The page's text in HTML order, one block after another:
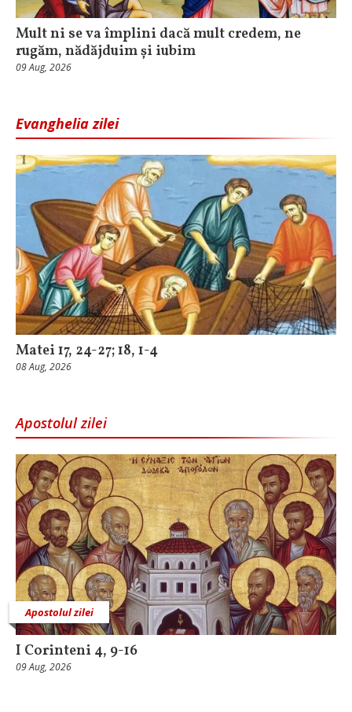
Mult ni se va împlini dacă mult credem, ne
rugăm, nădăjduim și iubim
09 Aug, 2026
Evanghelia zilei
Matei 17, 24-27; 18, 1-4
08 Aug, 2026
Apostolul zilei
Apostolul zilei
I Corinteni 4, 9-16
09 Aug, 2026